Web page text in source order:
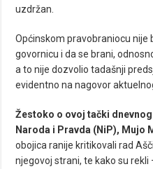
uzdržan.
Općinskom pravobraniocu nije
govornicu i da se brani,
a to nije dozvolio tadašnji
evidentno na nagovor
Žestoko o ovoj tački
Naroda i Pravda (NiP), Mujo
obojica ranije kritikovali rad
njegovoj strani, te kako su